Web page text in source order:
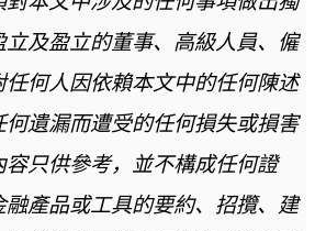
立及盈立的董事、高級人員、僱
任何人因依賴本文中的任何陳述
遺漏而遭受的任何損失或損害
只供參考，並不構成任何證
融產品或工具的要約、招攬、建